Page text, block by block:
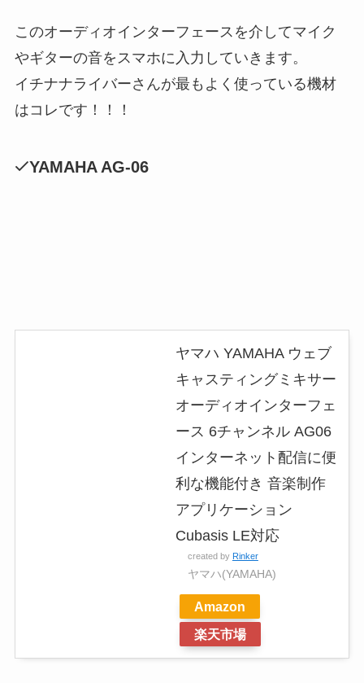
このオーディオインターフェースを介してマイク
やギターの音をスマホに入力していきます。
イチナナライバーさんが最もよく使っている機材
はコレです！！！
YAMAHA AG-06
ヤマハ YAMAHA ウェブ
キャスティングミキサー
オーディオインターフェ
ース 6チャンネル AG06
インターネット配信に便
利な機能付き 音楽制作
アプリケーション
Cubasis LE対応
created by Rinker
ヤマハ(YAMAHA)
Amazon
楽天市場